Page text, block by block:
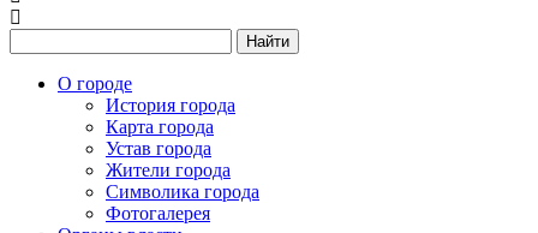
Найти
О городе
История города
Карта города
Устав города
Жители города
Символика города
Фотогалерея